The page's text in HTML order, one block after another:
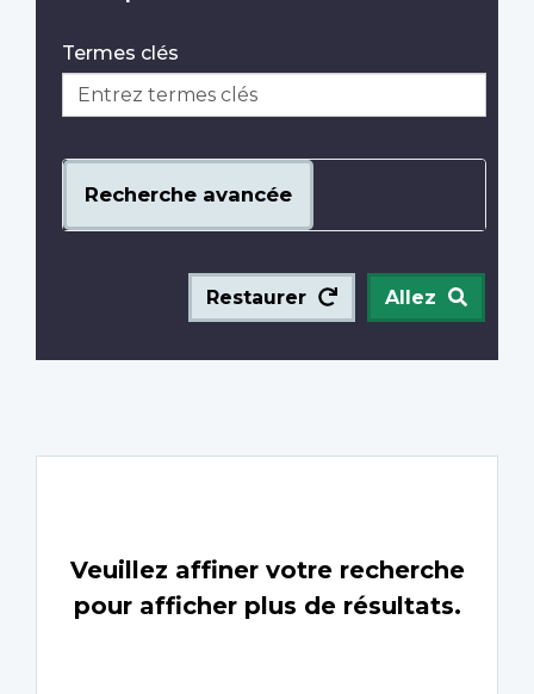
Termes clés
Recherche avancée
Restaurer Allez
Veuillez affiner votre recherche
pour afficher plus de résultats.